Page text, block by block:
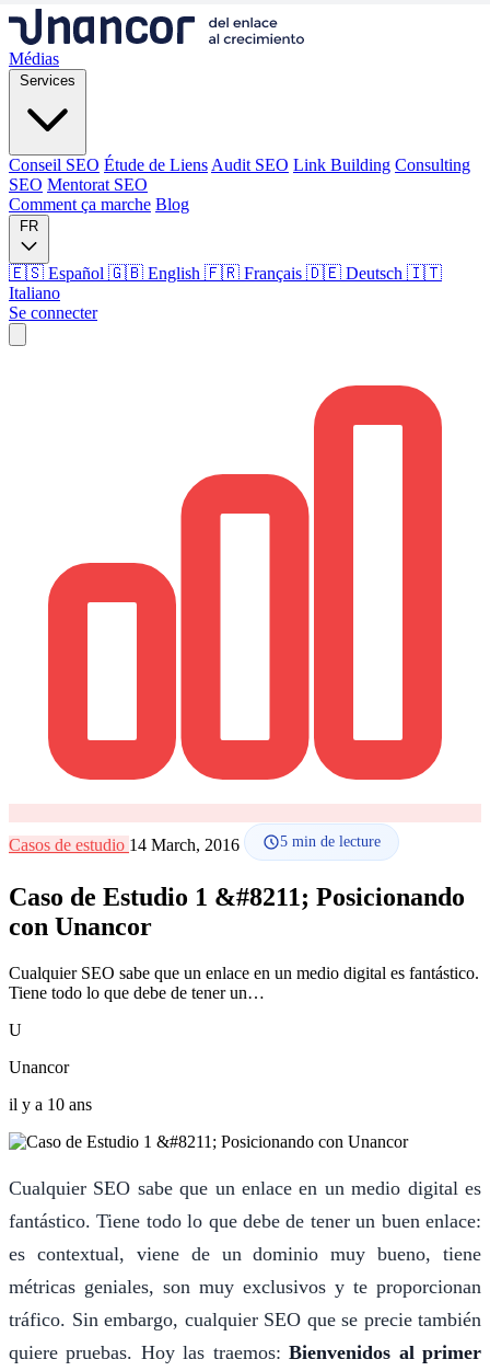
Médias
Services
Conseil SEO Étude de Liens Audit SEO Link Building Consulting
SEO Mentorat SEO
Comment ça marche Blog
FR
🇪🇸 Español 🇬🇧 English 🇫🇷 Français 🇩🇪 Deutsch 🇮🇹
Italiano
Se connecter
Blog
🇪🇸 ES
🇫🇷 FR
Casos de estudio 14 March, 2016 5 min de lecture
Caso de Estudio 1 &#8211; Posicionando
con Unancor
Cualquier SEO sabe que un enlace en un medio digital es fantástico.
Tiene todo lo que debe de tener un…
U
Unancor
il y a 10 ans
Cualquier SEO sabe que un enlace en un medio digital es
fantástico. Tiene todo lo que debe de tener un buen enlace:
es contextual, viene de un dominio muy bueno, tiene
métricas geniales, son muy exclusivos y te proporcionan
tráfico. Sin embargo, cualquier SEO que se precie también
quiere pruebas. Hoy las traemos:Bienvenidos al primer